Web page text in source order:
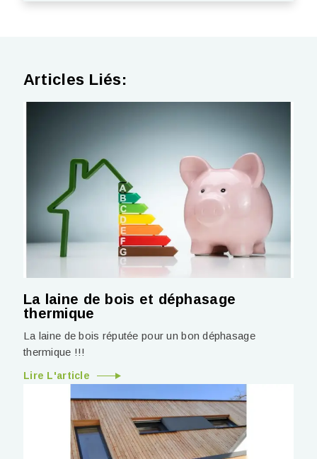
Articles Liés:
La laine de bois et déphasage
thermique
La laine de bois réputée pour un bon déphasage
thermique !!!
Lire L'article